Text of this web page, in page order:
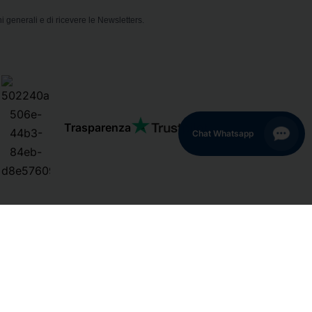
generali e di ricevere le Newsletters.
Trasparenza